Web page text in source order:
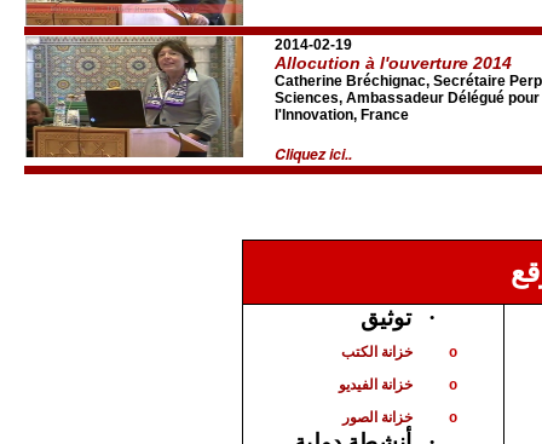
2014-02-19
Allocution à l'ouverture 2014
Catherine Bréchignac, Secrétaire
Sciences, Ambassadeur Délégué
l'Innovation, France
Cliquez ici..
· توثيق
o خزانة الكتب
o خزانة الفيديو
o خزانة الصور